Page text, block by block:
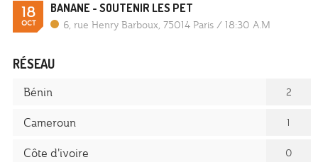
18
OCT
BANANE - SOUTENIR LES PET
6, rue Henry Barboux, 75014 Paris / 18:30 A.M
RÉSEAU
Bénin 2
Cameroun 1
Côte d'ivoire 0